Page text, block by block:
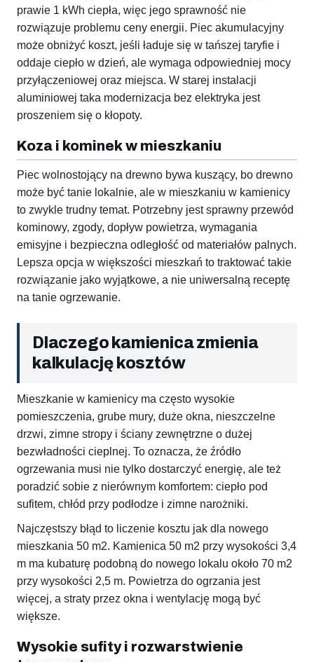
prawie 1 kWh ciepła, więc jego sprawność nie
rozwiązuje problemu ceny energii. Piec akumulacyjny
może obniżyć koszt, jeśli ładuje się w tańszej taryfie i
oddaje ciepło w dzień, ale wymaga odpowiedniej mocy
przyłączeniowej oraz miejsca. W starej instalacji
aluminiowej taka modernizacja bez elektryka jest
proszeniem się o kłopoty.
Koza i kominek w mieszkaniu
Piec wolnostojący na drewno bywa kuszący, bo drewno
może być tanie lokalnie, ale w mieszkaniu w kamienicy
to zwykle trudny temat. Potrzebny jest sprawny przewód
kominowy, zgody, dopływ powietrza, wymagania
emisyjne i bezpieczna odległość od materiałów palnych.
Lepsza opcja w większości mieszkań to traktować takie
rozwiązanie jako wyjątkowe, a nie uniwersalną receptę
na tanie ogrzewanie.
Dlaczego kamienica zmienia
kalkulację kosztów
Mieszkanie w kamienicy ma często wysokie
pomieszczenia, grube mury, duże okna, nieszczelne
drzwi, zimne stropy i ściany zewnętrzne o dużej
bezwładności cieplnej. To oznacza, że źródło
ogrzewania musi nie tylko dostarczyć energię, ale też
poradzić sobie z nierównym komfortem: ciepło pod
sufitem, chłód przy podłodze i zimne narożniki.
Najczęstszy błąd to liczenie kosztu jak dla nowego
mieszkania 50 m2. Kamienica 50 m2 przy wysokości 3,4
m ma kubaturę podobną do nowego lokalu około 70 m2
przy wysokości 2,5 m. Powietrza do ogrzania jest
więcej, a straty przez okna i wentylację mogą być
większe.
Wysokie sufity i rozwarstwienie